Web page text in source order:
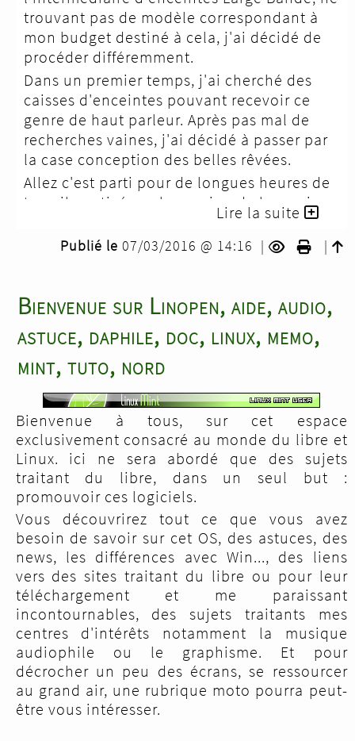
trouvant pas de modèle correspondant à
mon budget destiné à cela, j'ai décidé de
procéder différemment.
Dans un premier temps, j'ai cherché des
caisses d'enceintes pouvant recevoir ce
genre de haut parleur. Après pas mal de
recherches vaines, j'ai décidé à passer par
la case conception des belles rêvées.
Allez c'est parti pour de longues heures de
travail, motivé par la passion de la musique
et de réaliser quelque chose de ses mains.
A partir d'un plan trouvé sur un site de
vente de HP, j'ai adapté celui-ci,
Lire la suite
Publié le 07/03/2016 @ 14:16 | |
Bienvenue sur Linopen, aide, audio,
astuce, daphile, doc, linux, memo,
mint, tuto, nord
Bienvenue à tous, sur cet espace
exclusivement consacré au monde du libre et
Linux. ici ne sera abordé que des sujets
traitant du libre, dans un seul but :
promouvoir ces logiciels.
Vous découvrirez tout ce que vous avez
besoin de savoir sur cet OS, des astuces, des
news, les différences avec Win..., des liens
vers des sites traitant du libre ou pour leur
téléchargement et me paraissant
incontournables, des sujets traitants mes
centres d'intérêts notamment la musique
audiophile ou le graphisme. Et pour
décrocher un peu des écrans, se ressourcer
au grand air, une rubrique moto pourra peut-
être vous intéresser.